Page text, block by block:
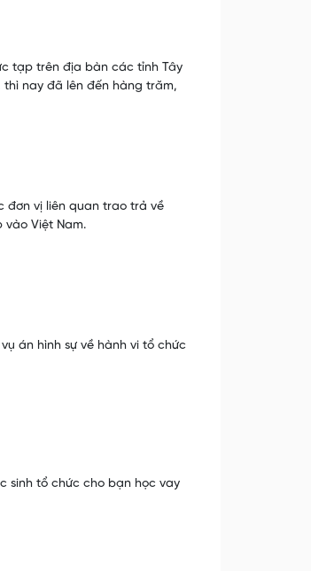
tạp trên địa bàn các tỉnh Tây
thì nay đã lên đến hàng trăm,
đơn vị liên quan trao trả về
vào Việt Nam.
án hình sự về hành vi tổ chức
sinh tổ chức cho bạn học vay